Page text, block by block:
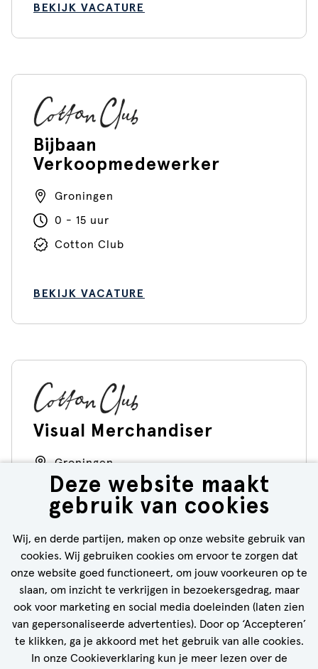
Deze website maakt
gebruik van cookies
Wij, en derde partijen, maken op onze website gebruik van
cookies. Wij gebruiken cookies om ervoor te zorgen dat
onze website goed functioneert, om jouw voorkeuren op te
slaan, om inzicht te verkrijgen in bezoekersgedrag, maar
ook voor marketing en social media doeleinden (laten zien
van gepersonaliseerde advertenties). Door op ‘Accepteren’
te klikken, ga je akkoord met het gebruik van alle cookies.
In onze Cookieverklaring kun je meer lezen over de
BEKIJK VACATURE
Bijbaan
Verkoopmedewerker
Groningen
0 - 15 uur
Cotton Club
BEKIJK VACATURE
Visual Merchandiser
Groningen
30 - 38 uur
Cotton Club
BEKIJK VACATURE
CALL-TO-ACTION BIJ MEER VACATURES